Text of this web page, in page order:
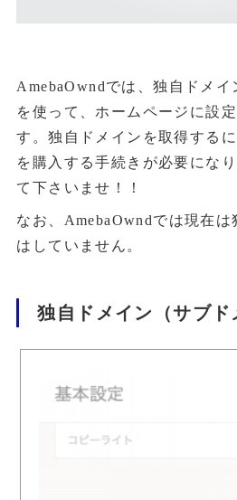
AmebaOwndでは、独自ドメイ
を使って、ホームページに設
す。独自ドメインを取得する
を購入する手続きが必要にな
て下さいませ！！
なお、AmebaOwndでは現在は
はしていません。
独自ドメイン（サブ